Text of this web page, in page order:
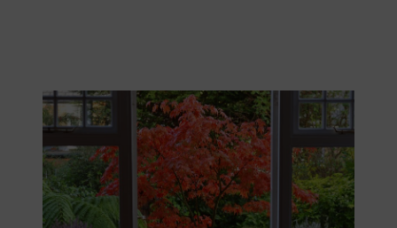
Der Japanische Ahorn ist eine geeignete Kübelpflanze für die
Terrasse.